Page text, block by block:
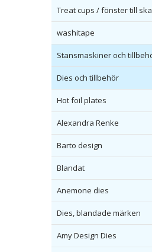
Treat cups / fönster till
washitape
Stansmaskiner och
Dies och tillbehör
Hot foil plates
Alexandra Renke
Barto design
Blandat
Anemone dies
Dies, blandade märken
Amy Design Dies